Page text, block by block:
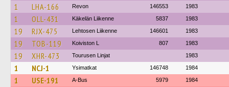
1 LHA-166 Revon 146553 1983
1 OLL-431 Käkelän Liikenne 5837 1983
19 RJX-475 Lehtosen Liikenne 146601 1983
19 TOB-119 Koiviston L 807 1983
19 XHR-473 Tourusen Linjat 1983
1 NCJ-1 Ysimatkat 146748 1984
1 USE-191 A-Bus 5979 1984